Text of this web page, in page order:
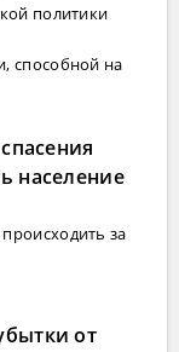
политики
способной на
население
за
от